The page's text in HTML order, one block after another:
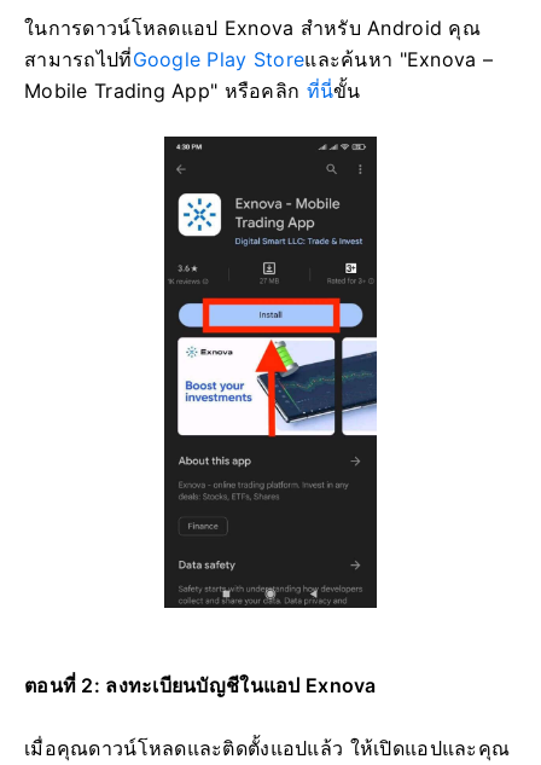
ในการดาวน์โหลดแอป Exnova สำหรับ Android คุณ
สามารถไปที่Google Play Storeและค้นหา "Exnova –
Mobile Trading App" หรือคลิก ที่นี่ขั้น
ตอนที่ 2: ลงทะเบียนบัญชีในแอป Exnova
เมื่อคุณดาวน์โหลดและติดตั้งแอปแล้ว ให้เปิดแอปและคุณ